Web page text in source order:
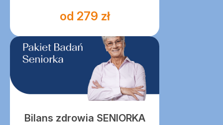
od 279 zł
Bilans zdrowia SENIORKA